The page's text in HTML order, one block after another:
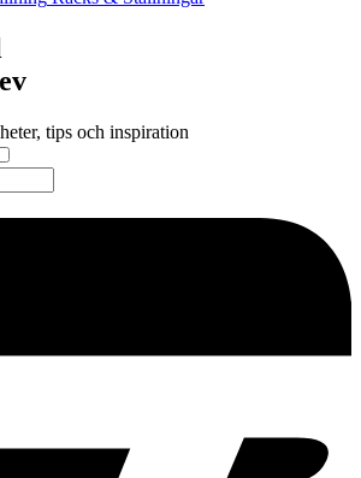
tips och inspiration